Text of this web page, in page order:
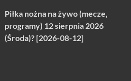
Piłka nożna na żywo (mecze,
programy) 12 sierpnia 2026
(Środa)? [2026-08-12]